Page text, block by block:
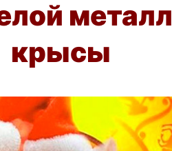
крысы